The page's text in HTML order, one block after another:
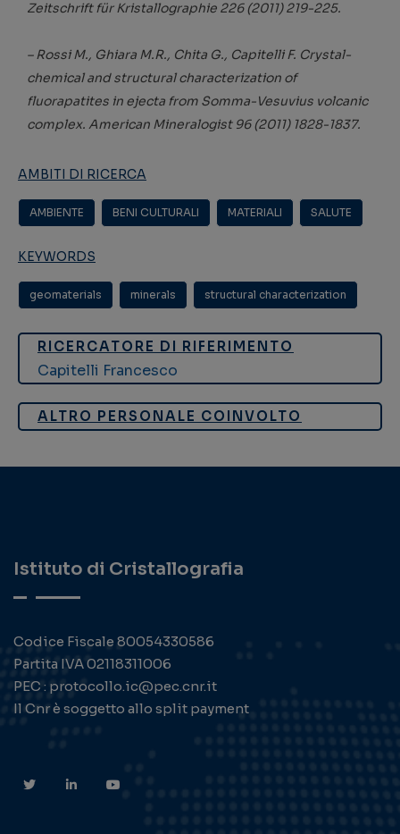
Zeitschrift für Kristallographie 226 (2011) 219-225.
– Rossi M., Ghiara M.R., Chita G., Capitelli F. Crystal-
chemical and structural characterization of
fluorapatites in ejecta from Somma-Vesuvius volcanic
complex. American Mineralogist 96 (2011) 1828-1837.
AMBITI DI RICERCA
AMBIENTE BENI CULTURALI MATERIALI SALUTE
KEYWORDS
geomaterials minerals structural characterization
RICERCATORE DI RIFERIMENTO
Capitelli Francesco
ALTRO PERSONALE COINVOLTO​
Istituto di Cristallografia
Codice Fiscale 80054330586
Partita IVA 02118311006
PEC : protocollo.ic@pec.cnr.it
Il Cnr è soggetto allo split payment